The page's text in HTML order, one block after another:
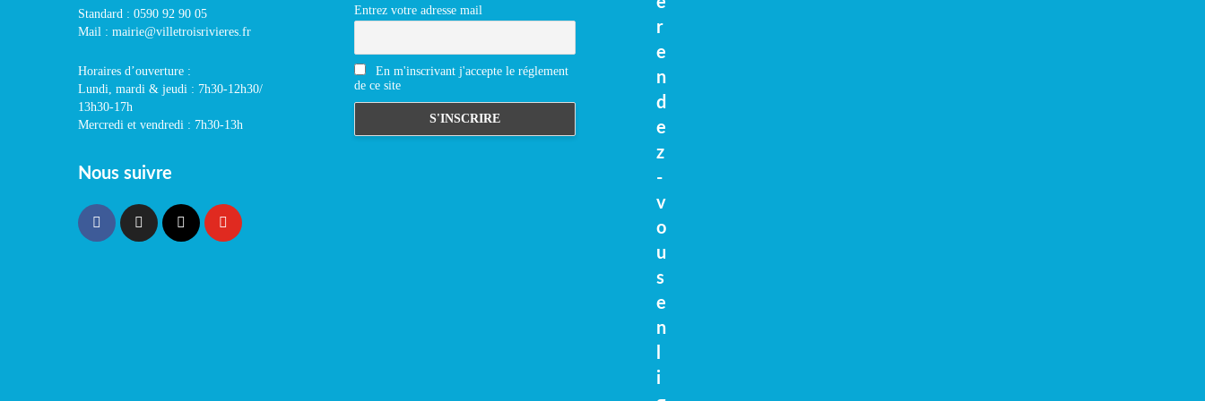
Standard : 0590 92 90 05
Mail : mairie@villetroisrivieres.fr
Horaires d’ouverture :
Lundi, mardi & jeudi : 7h30-12h30/
13h30-17h
Mercredi et vendredi : 7h30-13h
Nous suivre
Entrez votre adresse mail
En m'inscrivant j'accepte le réglement
de ce site
r
e
n
d
e
z
-
v
o
u
s
e
n
i